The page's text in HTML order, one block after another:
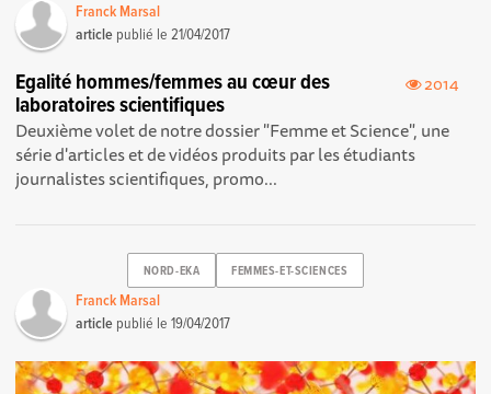
Franck Marsal
article publié le21/04/2017
2014
Egalité hommes/femmes au cœur des
laboratoires scientifiques
Deuxième volet de notre dossier "Femme et Science", une
série d'articles et de vidéos produits par les étudiants
journalistes scientifiques, promo...
NORD-EKA FEMMES-ET-SCIENCES
Franck Marsal
article publié le19/04/2017